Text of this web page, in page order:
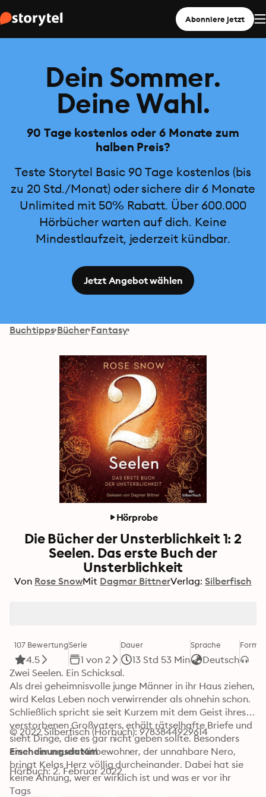
Abonniere jetzt
Dein Sommer.
Deine Wahl.
90 Tage kostenlos oder 6 Monate zum
halben Preis?
Teste Storytel Basic 90 Tage kostenlos (bis
zu 20 Std./Monat) oder sichere dir 6 Monate
Unlimited mit 50% Rabatt. Über 600.000
Hörbücher warten auf dich. Keine
Mindestlaufzeit, jederzeit kündbar.
Jetzt Angebot wählen
Buchtipps Bücher Fantasy
Hörprobe
Die Bücher der Unsterblichkeit 1: 2
Seelen. Das erste Buch der
Unsterblichkeit
Von Rose SnowMit Dagmar BittnerVerlag: Silberfisch
107 Bewertung
4.5
Serie
1 von 2
Dauer
13 Std 53 Min
Sprache
Deutsch
Zwei Seelen. Ein Schicksal.
Als drei geheimnisvolle junge Männer in ihr Haus ziehen,
wird Kelas Leben noch verwirrender als ohnehin schon.
Schließlich spricht sie seit Kurzem mit dem Geist ihres
verstorbenen Großvaters, erhält rätselhafte Briefe und
sieht Dinge, die es gar nicht geben sollte. Besonders
einer der neuen Mitbewohner, der unnahbare Nero,
bringt Kelas Herz völlig durcheinander. Dabei hat sie
keine Ahnung, wer er wirklich ist und was er vor ihr
verbirgt: Sie ist längst Teil eines ewigen Spiels um Leben
© 2022 Silberfisch (Hörbuch): 9783844929614
Erscheinungsdatum
Hörbuch: 2. Februar 2022
Tags